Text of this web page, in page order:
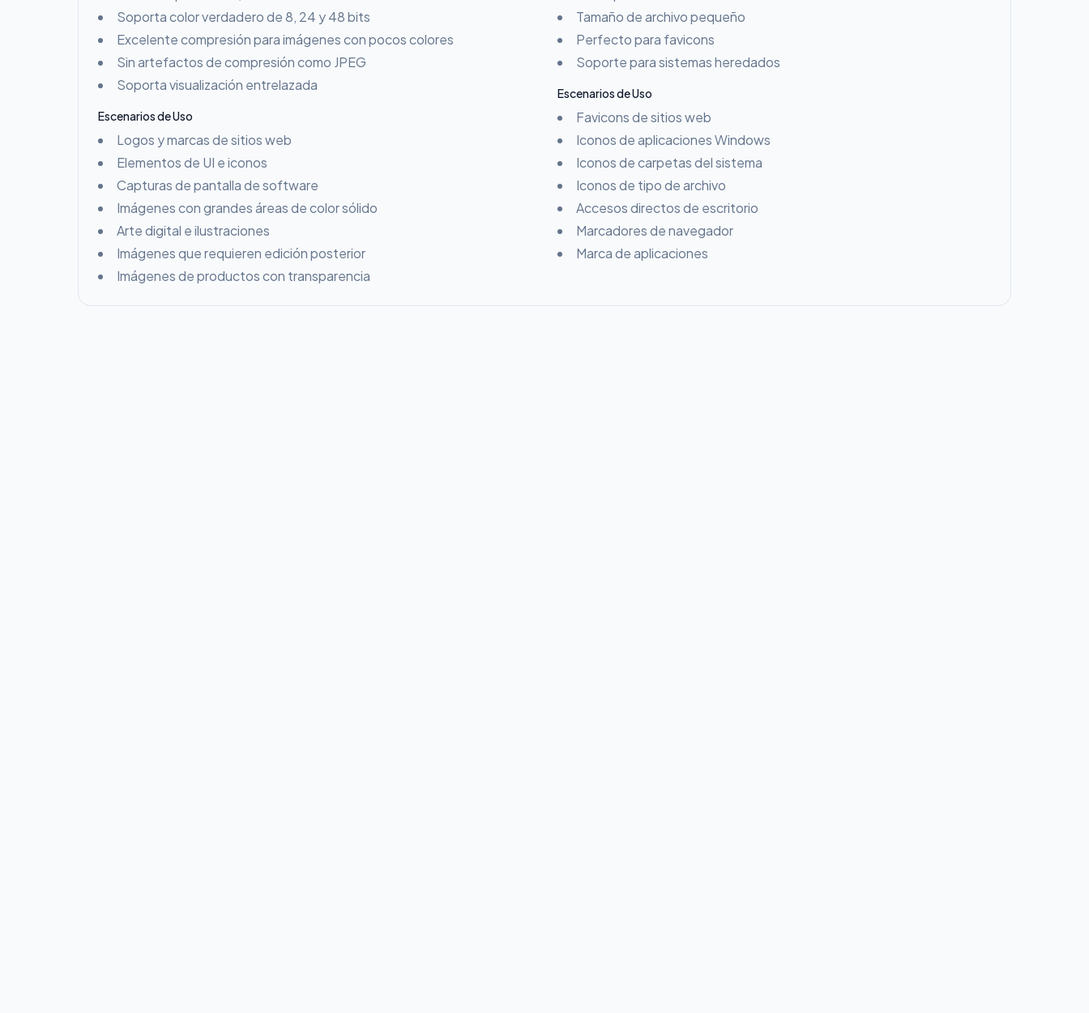
Soporta color verdadero de 8, 24 y 48 bits
Excelente compresión para imágenes con pocos colores
Sin artefactos de compresión como JPEG
Soporta visualización entrelazada
Escenarios de Uso
Logos y marcas de sitios web
Elementos de UI e iconos
Capturas de pantalla de software
Imágenes con grandes áreas de color sólido
Arte digital e ilustraciones
Imágenes que requieren edición posterior
Imágenes de productos con transparencia
Tamaño de archivo pequeño
Perfecto para favicons
Soporte para sistemas heredados
Escenarios de Uso
Favicons de sitios web
Iconos de aplicaciones Windows
Iconos de carpetas del sistema
Iconos de tipo de archivo
Accesos directos de escritorio
Marcadores de navegador
Marca de aplicaciones